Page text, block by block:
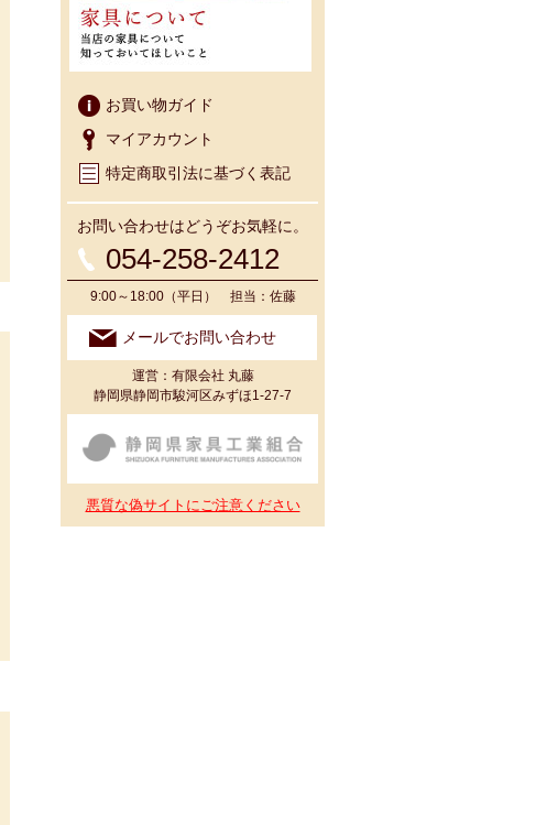
お買い物ガイド
マイアカウント
特定商取引法に基づく表記
お問い合わせはどうぞお気軽に。
054-258-2412
9:00～18:00（平日） 担当：佐藤
メールでお問い合わせ
運営：有限会社 丸藤
静岡県静岡市駿河区みずほ1-27-7
悪質な偽サイトにご注意ください